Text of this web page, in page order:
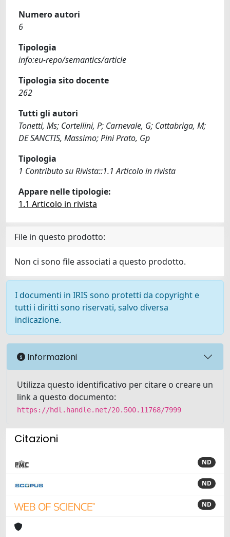
Numero autori
6
Tipologia
info:eu-repo/semantics/article
Tipologia sito docente
262
Tutti gli autori
Tonetti, Ms; Cortellini, P; Carnevale, G; Cattabriga, M;
DE SANCTIS, Massimo; Pini Prato, Gp
Tipologia
1 Contributo su Rivista::1.1 Articolo in rivista
Appare nelle tipologie:
1.1 Articolo in rivista
File in questo prodotto:
Non ci sono file associati a questo prodotto.
I documenti in IRIS sono protetti da copyright e
tutti i diritti sono riservati, salvo diversa
indicazione.
Informazioni
Utilizza questo identificativo per citare o creare un
link a questo documento:
https://hdl.handle.net/20.500.11768/7999
Citazioni
ND
ND
ND